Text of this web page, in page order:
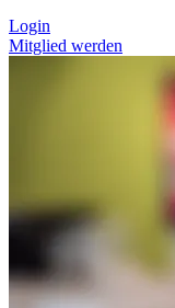
Login
Mitglied werden